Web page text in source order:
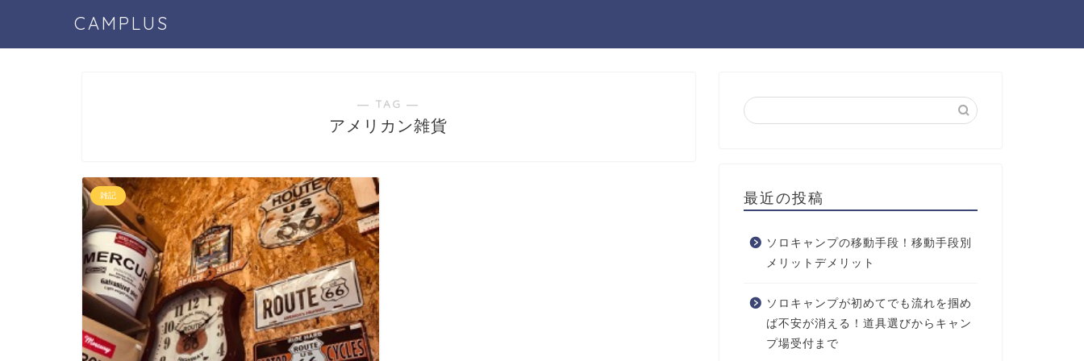
CAMPLUS
― TAG ―
アメリカン雑貨
雑記 最近の投稿
ソロキャンプの移動手段！移動手段別
メリットデメリット
ソロキャンプが初めてでも流れを掴め
ば不安が消える！道具選びからキャン
プ場受付まで